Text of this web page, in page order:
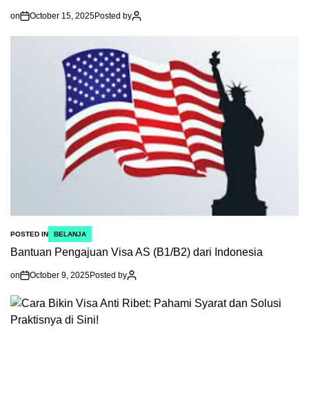
on October 15, 2025Posted by
POSTED IN BELANJA
Bantuan Pengajuan Visa AS (B1/B2) dari Indonesia
on October 9, 2025Posted by